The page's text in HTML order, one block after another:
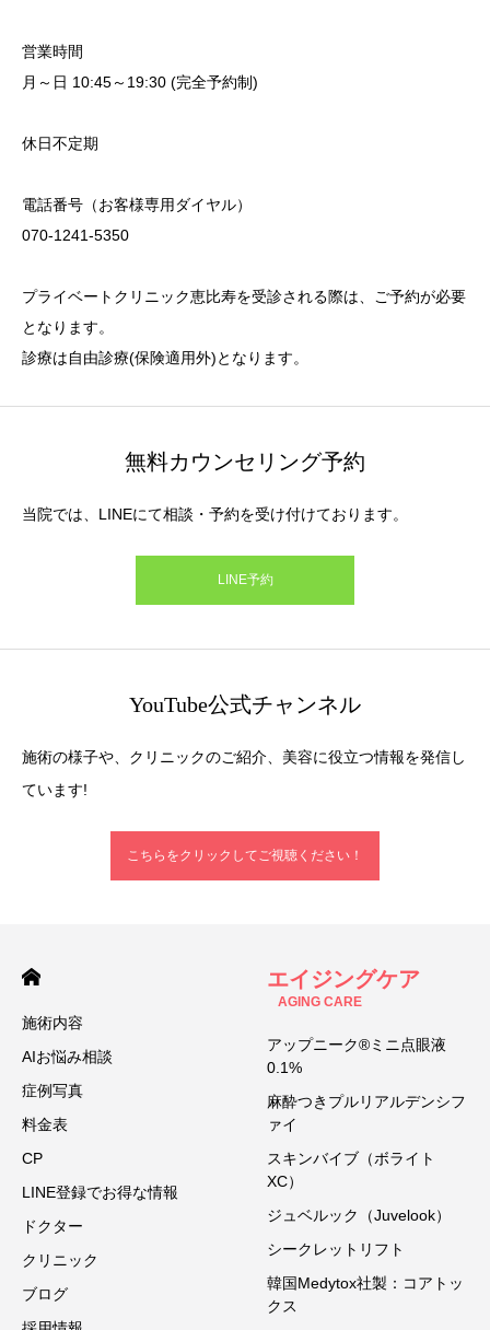
営業時間
月～日 10:45～19:30 (完全予約制)
休日不定期
電話番号（お客様専用ダイヤル）
070-1241-5350
プライベートクリニック恵比寿を受診される際は、ご予約が必要
となります。
診療は自由診療(保険適用外)となります。
無料カウンセリング予約
当院では、LINEにて相談・予約を受け付けております。
LINE予約
YouTube公式チャンネル
施術の様子や、クリニックのご紹介、美容に役立つ情報を発信し
ています!
こちらをクリックしてご視聴ください！
施術内容
AIお悩み相談
症例写真
料金表
CP
LINE登録でお得な情報
ドクター
クリニック
ブログ
エイジングケア
AGING CARE
アップニーク®ミニ点眼液
0.1%
麻酔つきプルリアルデンシフ
ァイ
スキンバイブ（ボライト
XC）
ジュベルック（Juvelook）
シークレットリフト
韓国Medytox社製：コアトッ
クス